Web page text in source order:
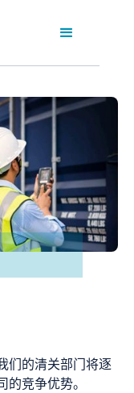
们的清关部门将逐
竞争优势。